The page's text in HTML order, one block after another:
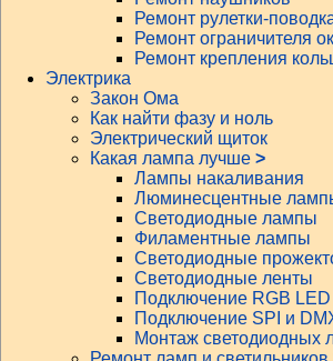
Ремонт рулетки-
Ремонт ограничителя
Ремонт крепления
Электрика
Закон Ома
Как найти фазу и ноль
Электрический щиток
Какая лампа лучше >
Лампы накаливания
Люминесцентные
Светодиодные лампы
Филаментные лампы
Светодиодные
Светодиодные ленты
Подключение RGB LED
Подключение SPI и
Монтаж светодиодных